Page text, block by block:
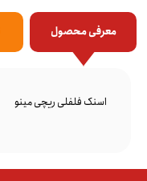
معرفی محصول
اسنک فلفلی ریچی مینو